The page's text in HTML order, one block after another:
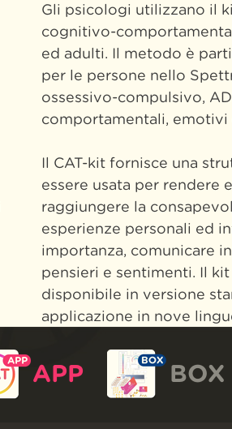
Gli psicologi utilizzano il
cognitivo-
ed adulti. Il metodo è
per le persone nello
ossessivo-compulsivo,
comportamentali,
Il CAT-kit fornisce una
essere usata per rendere
raggiungere la
esperienze personali ed
importanza, comunicare
pensieri e sentimenti. Il
disponibile in versione
applicazione in nove
APP BOX